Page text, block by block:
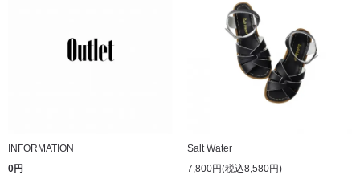
INFORMATION
0円
Salt Water
7,800円(税込8,580円)